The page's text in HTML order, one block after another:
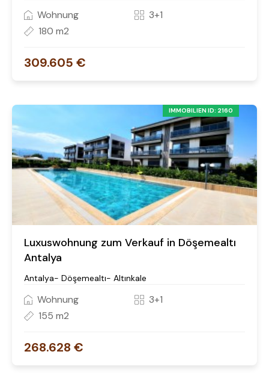
Wohnung
3+1
180 m2
309.605 €
IMMOBILIEN ID: 2160
Luxuswohnung zum Verkauf in Döşemealtı
Antalya
Antalya- Döşemealtı- Altınkale
Wohnung
3+1
155 m2
268.628 €